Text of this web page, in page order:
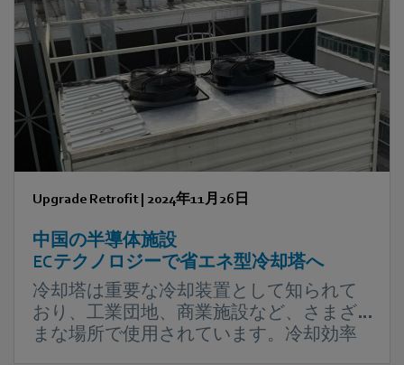
Upgrade Retrofit| 2024年11月26日
中国の半導体施設
ECテクノロジーで省エネ型冷却塔へ
冷却塔は重要な冷却装置として知られて
おり、工業団地、商業施設など、さまざ
まな場所で使用されています。冷却効率